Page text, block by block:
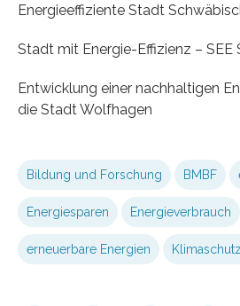
Energieeffiziente Stadt
Stadt mit Energie-Effizienz – SEE
Entwicklung einer nachhaltigen
die Stadt Wolfhagen
Bildung und Forschung BMBF
Energiesparen Energieverbrauch
erneuerbare Energien